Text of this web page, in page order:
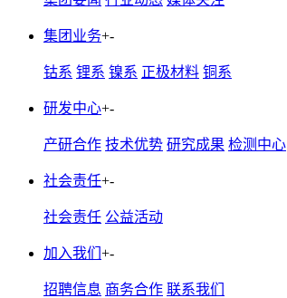
集团业务+-
钴系 锂系 镍系 正极材料 铜系
研发中心+-
产研合作 技术优势 研究成果 检测中心
社会责任+-
社会责任 公益活动
加入我们 +-
招聘信息 商务合作 联系我们